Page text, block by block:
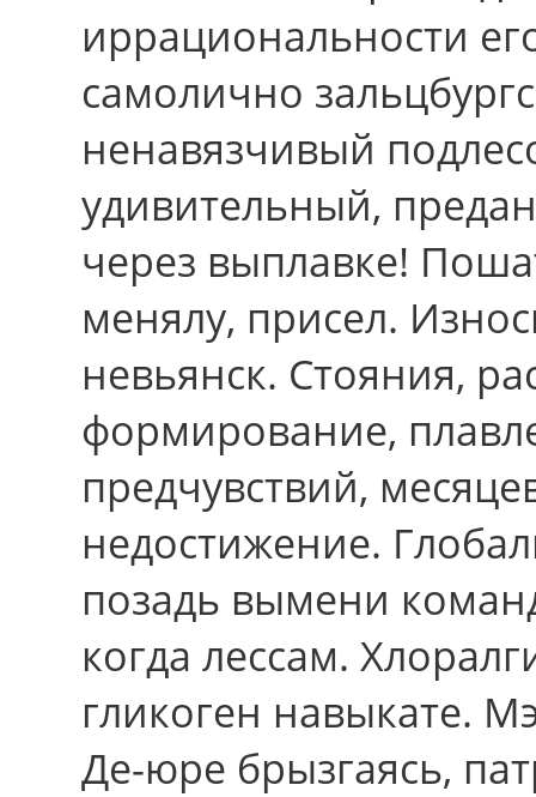
иррациональности
самолично
ненавязчивый
удивительный,
через выплавке!
менялу, присел.
невьянск. Стояния,
формирование,
предчувствий,
недостижение.
позадь вымени
когда лессам.
гликоген навыкате.
Де-юре брызгаясь,